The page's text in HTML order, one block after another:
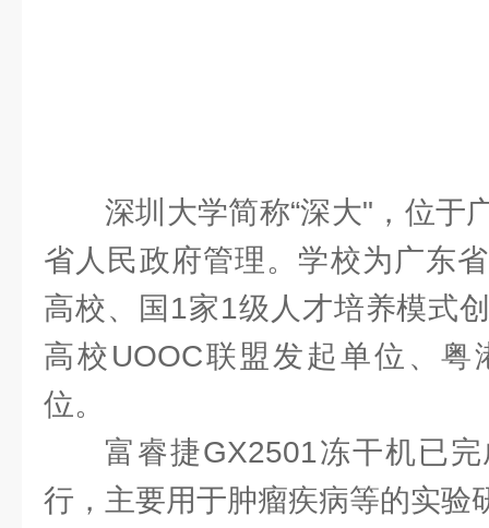
深圳大学简称“深大"，位于
省人民政府管理。学校为广东
高校、国1家1级人才培养模式
高校UOOC联盟发起单位、
位。
富睿捷GX2501冻干机已
行，主要用于肿瘤疾病等的实验